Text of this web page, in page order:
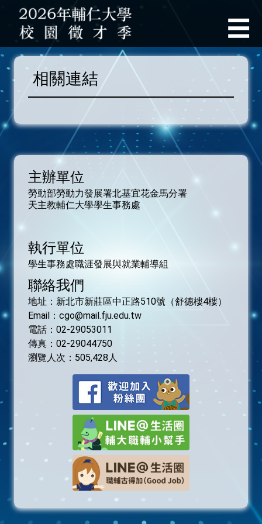
輔 ☰
首頁
入場索票資訊
就業博覽會
職涯活動
常見問題Q&A
相關連結
表單下載
廠商登入
求職者登入
相關連結
主辦單位
勞動部勞動力發展署北基宜花金馬分署
天主教輔仁大學學生事務處
執行單位
學生事務處職涯發展與就業輔導組
聯絡我們
地址：新北市新莊區中正路510號（舒德樓4樓）
Email：cgo@mail.fju.edu.tw
電話：02-29053011
傳真：02-29044750
瀏覽人次： 505,428人